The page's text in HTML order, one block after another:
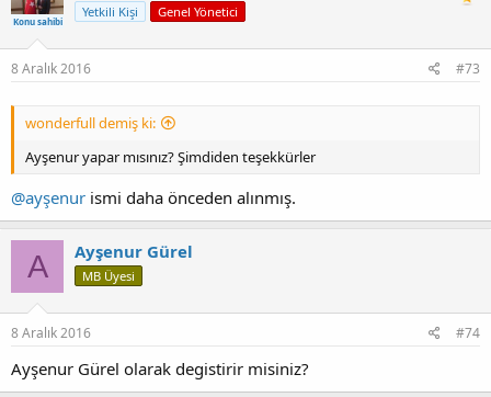
Konu sahibi
Yetkili Kişi Genel Yönetici
8 Aralık 2016 #73
wonderfull demiş ki:
Ayşenur yapar mısınız? Şimdiden teşekkürler
@ayşenur ismi daha önceden alınmış.
A Ayşenur Gürel
MB Üyesi
8 Aralık 2016 #74
Ayşenur Gürel olarak degistirir misiniz?